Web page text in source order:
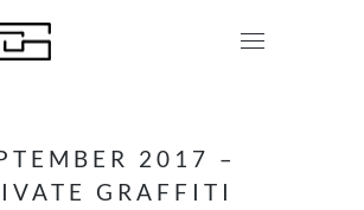
2017 –
GRAFFITI